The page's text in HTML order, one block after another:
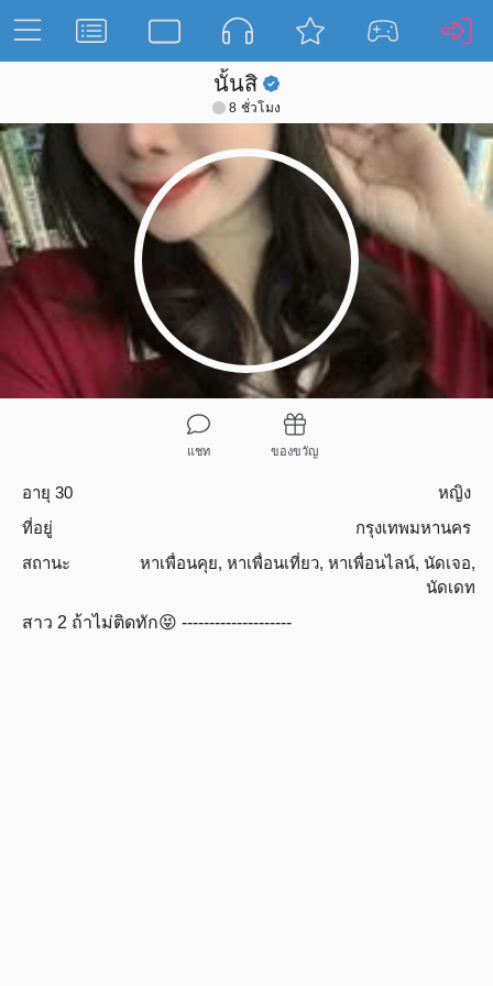
นั้นสิ
8 ชั่วโมง
แชท ของขวัญ
อายุ 30
หญิง
ที่อยู่
กรุงเทพมหานคร
สถานะ
หาเพื่อนคุย, หาเพื่อนเที่ยว, หาเพื่อนไลน์, นัดเจอ,
นัดเดท
สาว 2 ถ้าไม่ติดทัก😝 --------------------